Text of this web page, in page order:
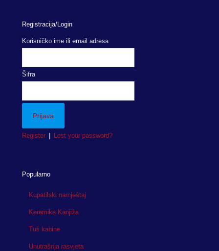
Registracija/Login
Korisničko ime ili email adresa
Šifra
Register Lost your password?
Popularno
Kupatilski namještaj
Keramika Kanjiža
Tuš kabine
Unutrašnja rasvjeta